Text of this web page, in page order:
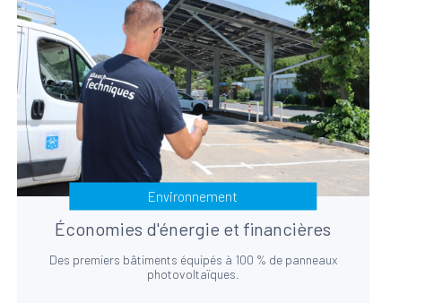
Environnement
Économies d'énergie et financières
Des premiers bâtiments équipés à 100 % de panneaux
photovoltaïques.